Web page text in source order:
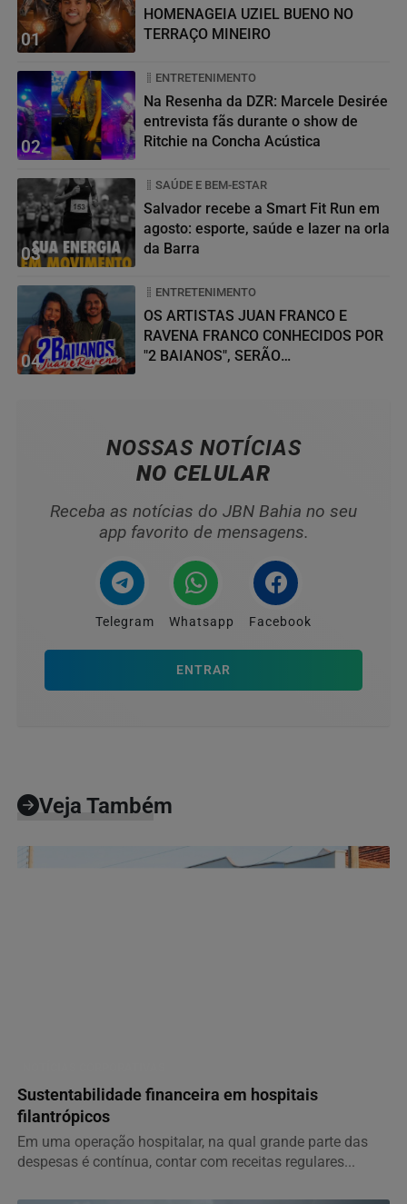
01
HOMENAGEIA UZIEL BUENO NO
TERRAÇO MINEIRO
02
ENTRETENIMENTO
Na Resenha da DZR: Marcele Desirée
entrevista fãs durante o show de
Ritchie na Concha Acústica
03
SAÚDE E BEM-ESTAR
Salvador recebe a Smart Fit Run em
agosto: esporte, saúde e lazer na orla
da Barra
04
ENTRETENIMENTO
OS ARTISTAS JUAN FRANCO E
RAVENA FRANCO CONHECIDOS POR
"2 BAIANOS", SERÃO
NOSSAS NOTÍCIAS
NO CELULAR
Receba as notícias do JBN Bahia no seu
app favorito de mensagens.
Telegram Whatsapp Facebook
ENTRAR
Veja Também
Sustentabilidade financeira em hospitais
filantrópicos
Em uma operação hospitalar, na qual grande parte das
despesas é contínua, contar com receitas regulares...